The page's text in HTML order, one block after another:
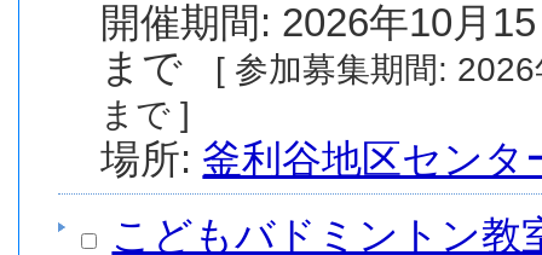
開催期間: 2026年10月
[ 参加募集期間: 2026年8月1日(土) から 2026年9月24日(木)
まで ]
場所: 釜利谷地区センタ
こどもバドミントン教